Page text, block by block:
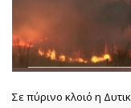
Σε πύρινο κλοιό η